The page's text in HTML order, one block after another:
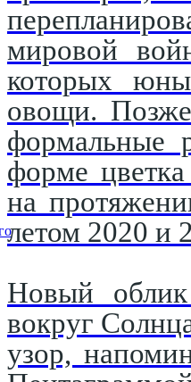
мировой
которых
овощи.
формальные
форме
на
летом 2020 и
Новый
вокруг
узор,